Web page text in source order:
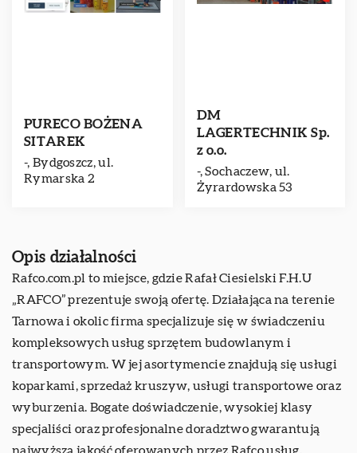
PURECO BOŻENA
SITAREK
-, Bydgoszcz, ul.
Rymarska 2
DM
LAGERTECHNIK Sp.
z o.o.
-, Sochaczew, ul.
Żyrardowska 53
Opis działalności
Rafco.com.pl to miejsce, gdzie Rafał Ciesielski F.H.U
„RAFCO” prezentuje swoją ofertę. Działająca na terenie
Tarnowa i okolic firma specjalizuje się w świadczeniu
kompleksowych usług sprzętem budowlanym i
transportowym. W jej asortymencie znajdują się usługi
koparkami, sprzedaż kruszyw, usługi transportowe oraz
wyburzenia. Bogate doświadczenie, wysokiej klasy
specjaliści oraz profesjonalne doradztwo gwarantują